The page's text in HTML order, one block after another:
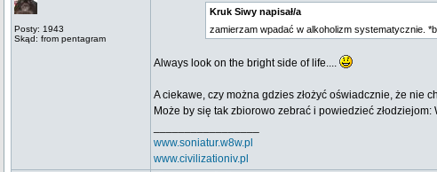
Posty: 1943
Skąd: from pentagram
Kruk Siwy napisał/a
zamierzam wpadać w alkoholizm systematycznie.
Always look on the bright side of life....
A ciekawe, czy można gdzies złożyć oświadcznie, że nie
Może by się tak zbiorowo zebrać i powiedzieć złodziejom:
www.soniatur.w8w.pl
www.civilizationiv.pl